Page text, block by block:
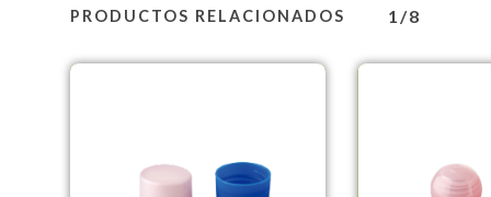
PRODUCTOS RELACIONADOS 1/8